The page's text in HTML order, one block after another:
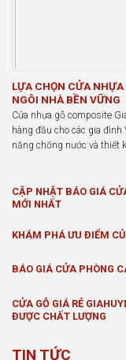
LỰA CHỌN CỬA NHỰA
NGÔI NHÀ BỀN VỮNG
Cửa nhựa gỗ composite
hàng đầu cho các gia
năng chống nước và thiết
CẬP NHẬT BÁO GIÁ
MỚI NHẤT
KHÁM PHÁ ƯU ĐIỂM
BÁO GIÁ CỬA PHÒNG
CỬA GỖ GIÁ RẺ
ĐƯỢC CHẤT LƯỢNG
TIN TỨC